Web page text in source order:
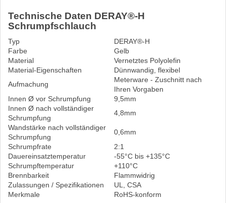
Technische Daten DERAY®-H
Schrumpfschlauch
Typ
DERAY®-H
Farbe
Gelb
Material
Vernetztes Polyolefin
Material-Eigenschaften
Dünnwandig, flexibel
Aufmachung
Meterware - Zuschnitt nach
Ihren Vorgaben
Innen Ø vor Schrumpfung
9,5mm
Innen Ø nach vollständiger
Schrumpfung
4,8mm
Wandstärke nach vollständiger
Schrumpfung
0,6mm
Schrumpfrate
2:1
Dauereinsatztemperatur
-55°C bis +135°C
Schrumpftemperatur
+110°C
Brennbarkeit
Flammwidrig
Zulassungen / Spezifikationen
UL, CSA
Merkmale
RoHS-konform